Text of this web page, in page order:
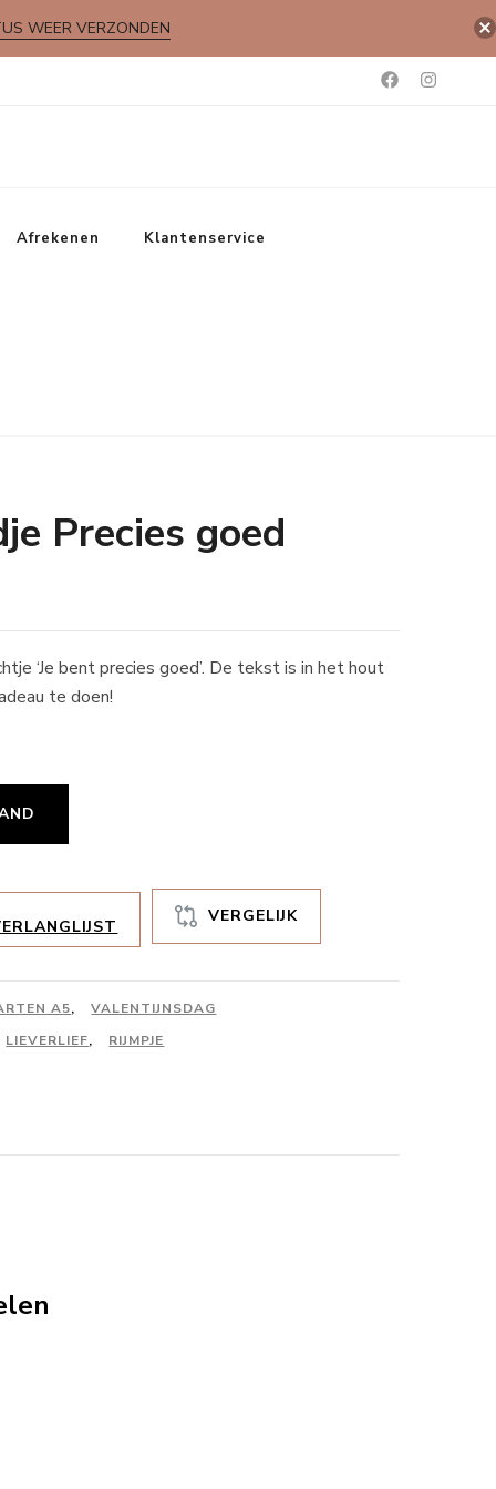
WEER VERZONDEN
Afrekenen Klantenservice
Precies goed
‘Je bent precies goed’. De tekst is in het hout
te doen!
VERGELIJK
A5,
VALENTIJNSDAG
LIEVERLIEF, RIJMPJE